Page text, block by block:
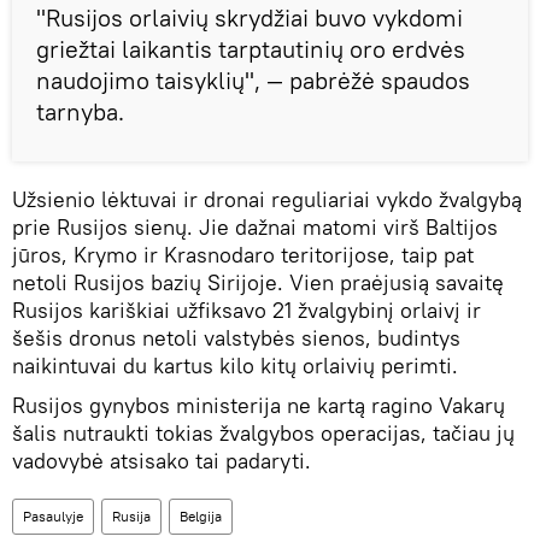
"Rusijos orlaivių skrydžiai buvo vykdomi
griežtai laikantis tarptautinių oro erdvės
naudojimo taisyklių", — pabrėžė spaudos
tarnyba.
Užsienio lėktuvai ir dronai reguliariai vykdo žvalgybą
prie Rusijos sienų. Jie dažnai matomi virš Baltijos
jūros, Krymo ir Krasnodaro teritorijose, taip pat
netoli Rusijos bazių Sirijoje. Vien praėjusią savaitę
Rusijos kariškiai užfiksavo 21 žvalgybinį orlaivį ir
šešis dronus netoli valstybės sienos, budintys
naikintuvai du kartus kilo kitų orlaivių perimti.
Rusijos gynybos ministerija ne kartą ragino Vakarų
šalis nutraukti tokias žvalgybos operacijas, tačiau jų
vadovybė atsisako tai padaryti.
Pasaulyje Rusija Belgija